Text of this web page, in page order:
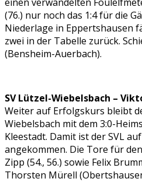
(76.) nur noch das 1:4 für die
Niederlage in Eppertshausen
zwei in der Tabelle zurück.
(Bensheim-Auerbach).
SV Lützel-Wiebelsbach –
Weiter auf Erfolgskurs bleibt
Wiebelsbach mit dem 3:0-
Kleestadt. Damit ist der SVL
angekommen. Die Tore für
Zipp (54., 56.) sowie Felix
Thorsten Mürell